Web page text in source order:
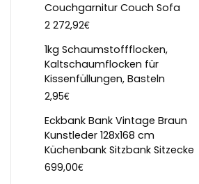
Couchgarnitur Couch Sofa
2 272,92€
1kg Schaumstoffflocken,
Kaltschaumflocken für
Kissenfüllungen, Basteln
2,95€
Eckbank Bank Vintage Braun
Kunstleder 128x168 cm
Küchenbank Sitzbank Sitzecke
699,00€